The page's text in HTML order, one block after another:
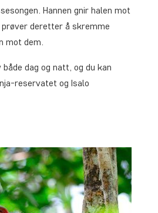
Hannen gnir halen mot
deretter å skremme
mot dem.
dag og natt, og du kan
reservatet og Isalo